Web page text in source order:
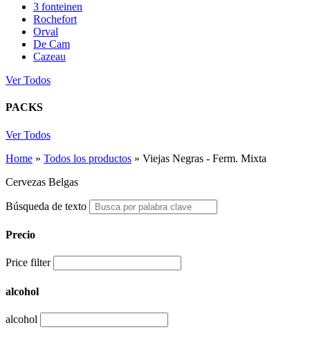
3 fonteinen
Rochefort
Orval
De Cam
Cazeau
Ver Todos
PACKS
Ver Todos
Home » Todos los productos » Viejas Negras - Ferm. Mixta
Cervezas Belgas
Búsqueda de texto
Precio
Price filter
alcohol
alcohol